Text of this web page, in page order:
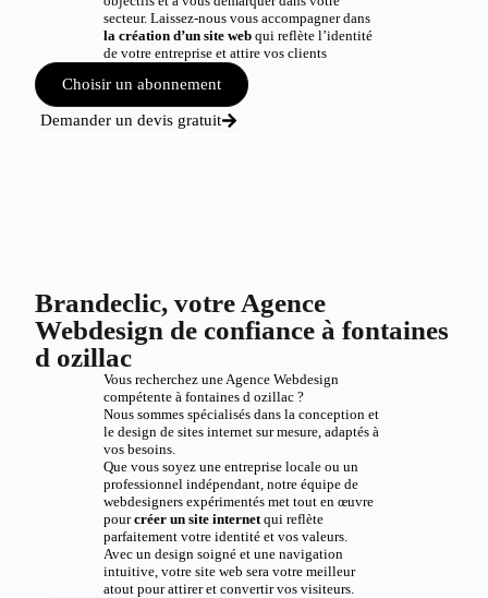
secteur. Laissez-nous vous accompagner dans
la création d’un site webqui reflète l’identité
de votre entreprise et attire vos clients
Choisir un abonnement
Demander un devis gratuit
Brandeclic, votre Agence
Webdesign de confiance à fontaines
d ozillac
Vous recherchez une Agence Webdesign
compétente à fontaines d ozillac ?
Nous sommes spécialisés dans la conception et
le design de sites internet sur mesure, adaptés à
vos besoins.
Que vous soyez une entreprise locale ou un
professionnel indépendant, notre équipe de
webdesigners expérimentés met tout en œuvre
pourcréer un site internetqui reflète
parfaitement votre identité et vos valeurs.
Avec un design soigné et une navigation
intuitive, votre site web sera votre meilleur
atout pour attirer et convertir vos visiteurs.